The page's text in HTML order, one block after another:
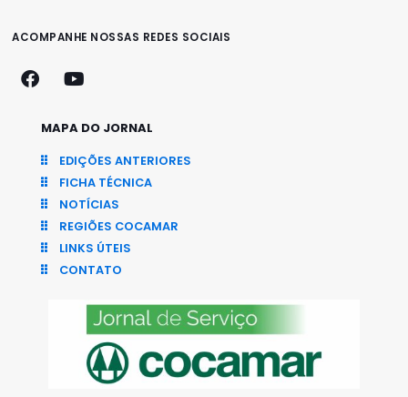
ACOMPANHE NOSSAS REDES SOCIAIS
MAPA DO JORNAL
EDIÇÕES ANTERIORES
FICHA TÉCNICA
NOTÍCIAS
REGIÕES COCAMAR
LINKS ÚTEIS
CONTATO